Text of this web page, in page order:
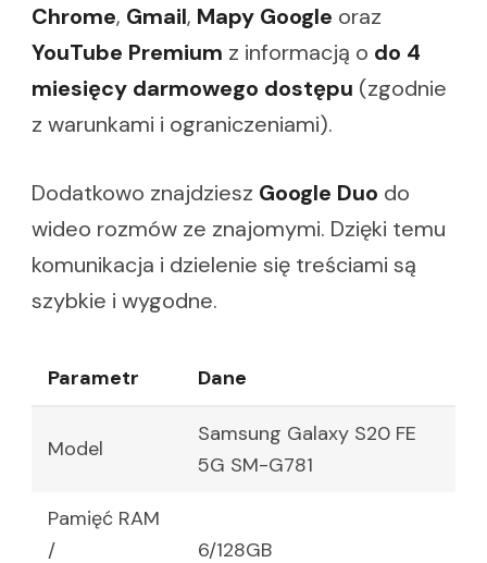
Chrome, Gmail, Mapy Google oraz
YouTube Premium z informacją o do 4
miesięcy darmowego dostępu (zgodnie
z warunkami i ograniczeniami).
Dodatkowo znajdziesz Google Duo do
wideo rozmów ze znajomymi. Dzięki temu
komunikacja i dzielenie się treściami są
szybkie i wygodne.
Parametr Dane
Model
Samsung Galaxy S20 FE
5G SM-G781
Pamięć RAM
/
6/128GB